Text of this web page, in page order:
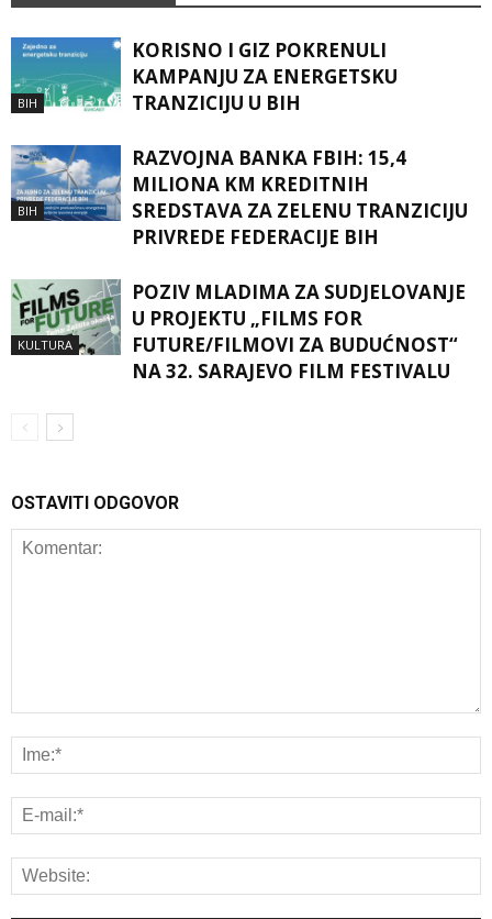
BIH
KORISNO I GIZ POKRENULI
KAMPANJU ZA ENERGETSKU
TRANZICIJU U BIH
BIH
RAZVOJNA BANKA FBIH: 15,4
MILIONA KM KREDITNIH
SREDSTAVA ZA ZELENU TRANZICIJU
PRIVREDE FEDERACIJE BIH
KULTURA
POZIV MLADIMA ZA SUDJELOVANJE
U PROJEKTU „FILMS FOR
FUTURE/FILMOVI ZA BUDUĆNOST“
NA 32. SARAJEVO FILM FESTIVALU
OSTAVITI ODGOVOR